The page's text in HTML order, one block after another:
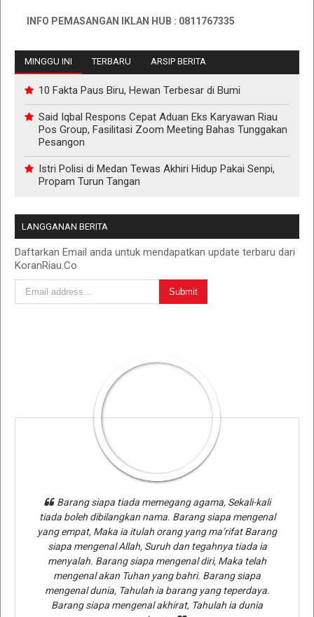
INFO PEMASANGAN IKLAN HUB : 0811767335
MINGGU INI TERBARU ARSIP BERITA
10 Fakta Paus Biru, Hewan Terbesar di Bumi
Said Iqbal Respons Cepat Aduan Eks Karyawan Riau
Pos Group, Fasilitasi Zoom Meeting Bahas Tunggakan
Pesangon
Istri Polisi di Medan Tewas Akhiri Hidup Pakai Senpi,
Propam Turun Tangan
LANGGANAN BERITA
Daftarkan Email anda untuk mendapatkan update terbaru dari
KoranRiau.Co
Barang siapa tiada memegang agama, Sekali-kali
tiada boleh dibilangkan nama. Barang siapa mengenal
yang empat, Maka ia itulah orang yang ma’rifat Barang
siapa mengenal Allah, Suruh dan tegahnya tiada ia
menyalah. Barang siapa mengenal diri, Maka telah
mengenal akan Tuhan yang bahri. Barang siapa
mengenal dunia, Tahulah ia barang yang teperdaya.
Barang siapa mengenal akhirat, Tahulah ia dunia